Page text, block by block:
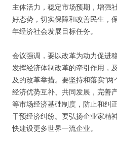
主体活力，稳定市场预期，增强
好态势，切实保障和改善民生，
年经济社会发展目标任务。
会议强调，要以改革为动力促进
发挥经济体制改革的牵引作用，
及的改革举措。要坚持和落实“
经济优势互补、共同发展，完善
等市场经济基础制度，防止和纠
干预经济纠纷。要弘扬企业家精
快建设更多世界一流企业。